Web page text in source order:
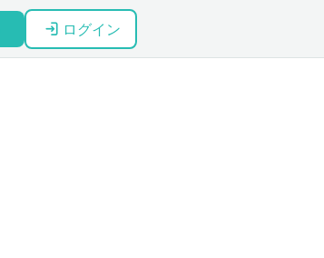
ログイン